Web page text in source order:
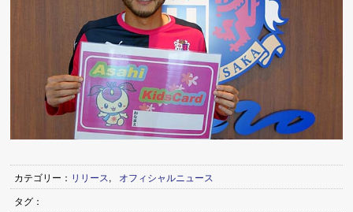
カテゴリー： リリース,
オフィシャルニュース
タグ：